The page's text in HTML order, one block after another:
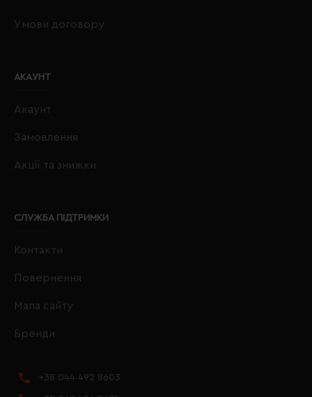
Умови договору
АКАУНТ
Акаунт
Замовлення
Акції та знижки
СЛУЖБА ПІДТРИМКИ
Контакти
Повернення
Мапа сайту
Бренди
+38 044 492 8603